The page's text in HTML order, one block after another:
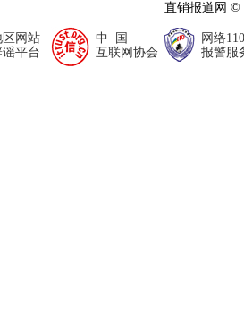
直销报道网
网站
平台
中 国
互联网协会
网络110
报警服